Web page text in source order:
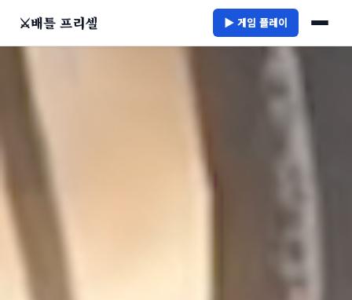
⚔배틀 프리셀 ▶ 게임 플레이